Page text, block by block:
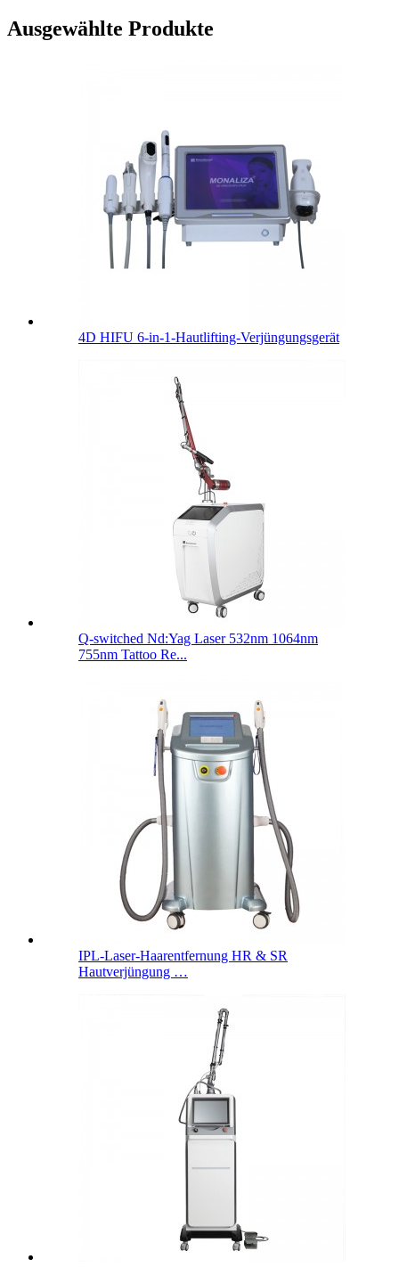
Ausgewählte Produkte
4D HIFU 6-in-1-Hautlifting-Verjüngungsgerät
Q-switched Nd:Yag Laser 532nm 1064nm
755nm Tattoo Re...
IPL-Laser-Haarentfernung HR & SR
Hautverjüngung …